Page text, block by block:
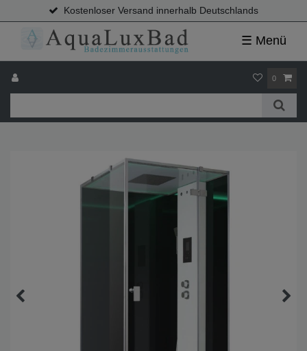
Kostenloser Versand innerhalb Deutschlands
☰ Menü
0